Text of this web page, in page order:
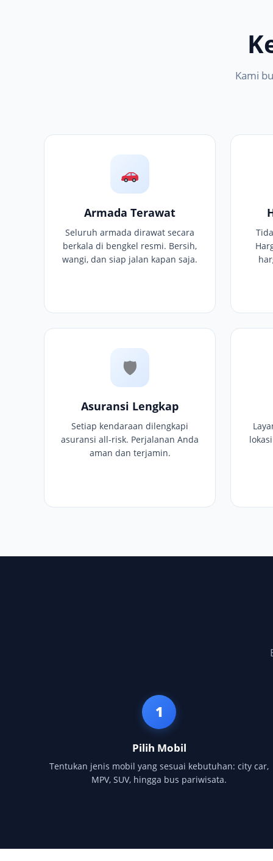
Kami
Armada Terawat
Seluruh armada dirawat secara
berkala di bengkel resmi. Bersih,
wangi, dan siap jalan kapan saja.
🛡
Asuransi Lengkap
Setiap kendaraan dilengkapi
asuransi all-risk. Perjalanan Anda
aman dan terjamin.
1
Pilih Mobil
Tentukan jenis mobil yang sesuai kebutuhan: city car,
MPV, SUV, hingga bus pariwisata.